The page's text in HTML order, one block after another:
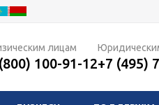
лицам
100-91-12+7 (495)